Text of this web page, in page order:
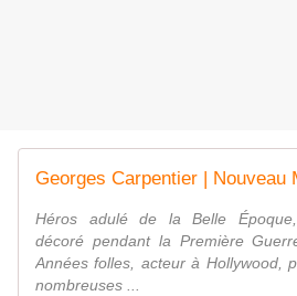
Georges Carpentier | Nouveau
Héros adulé de la Belle
décoré pendant la Première
Années folles, acteur à Hollywood,
nombreuses ...